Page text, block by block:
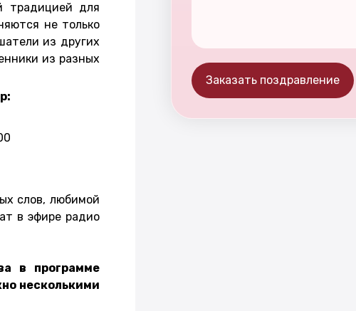
традицией для
не только
из других
из разных
слов, любимой
в эфире радио
в программе
несколькими
Заказать поздравление